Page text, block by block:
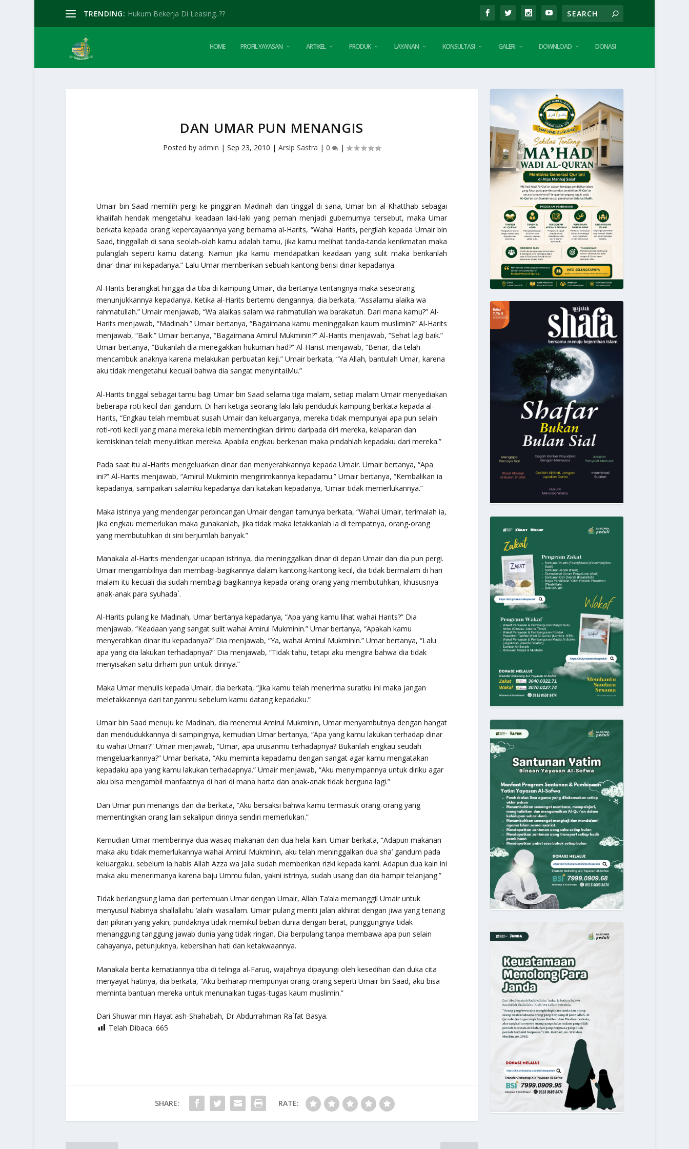
TRENDING: Hukum Bekerja Di Leasing..??
HOME PROFIL YAYASAN ARTIKEL PRODUK LAYANAN KONSULTASI GALERI DOWNLOAD DONASI
DAN UMAR PUN MENANGIS
Posted by admin | Sep 23, 2010 | Arsip Sastra | 0 |
Umair bin Saad memilih pergi ke pinggiran Madinah dan tinggal di sana, Umar bin al-Khatthab sebagai
khalifah hendak mengetahui keadaan laki-laki yang pernah menjadi gubernurnya tersebut, maka Umar
berkata kepada orang kepercayaannya yang bernama al-Harits, “Wahai Harits, pergilah kepada Umair bin
Saad, tinggallah di sana seolah-olah kamu adalah tamu, jika kamu melihat tanda-tanda kenikmatan maka
pulanglah seperti kamu datang. Namun jika kamu mendapatkan keadaan yang sulit maka berikanlah
dinar-dinar ini kepadanya.” Lalu Umar memberikan sebuah kantong berisi dinar kepadanya.
Al-Harits berangkat hingga dia tiba di kampung Umair, dia bertanya tentangnya maka seseorang
menunjukkannya kepadanya. Ketika al-Harits bertemu dengannya, dia berkata, “Assalamu alaika wa
rahmatullah.” Umair menjawab, “Wa alaikas salam wa rahmatullah wa barakatuh. Dari mana kamu?” Al-
Harits menjawab, “Madinah.” Umair bertanya, “Bagaimana kamu meninggalkan kaum muslimin?” Al-Harits
menjawab, “Baik.” Umair bertanya, “Bagaimana Amirul Mukminin?” Al-Harits menjawab, “Sehat lagi baik.”
Umair bertanya, “Bukanlah dia menegakkan hukuman had?” Al-Harist menjawab, “Benar, dia telah
mencambuk anaknya karena melakukan perbuatan keji.” Umair berkata, “Ya Allah, bantulah Umar, karena
aku tidak mengetahui kecuali bahwa dia sangat menyintaiMu.”
Al-Harits tinggal sebagai tamu bagi Umair bin Saad selama tiga malam, setiap malam Umair menyediakan
beberapa roti kecil dari gandum. Di hari ketiga seorang laki-laki penduduk kampung berkata kepada al-
Harits, “Engkau telah membuat susah Umair dan keluarganya, mereka tidak mempunyai apa pun selain
roti-roti kecil yang mana mereka lebih mementingkan dirimu daripada diri mereka, kelaparan dan
kemiskinan telah menyulitkan mereka. Apabila engkau berkenan maka pindahlah kepadaku dari mereka.”
Pada saat itu al-Harits mengeluarkan dinar dan menyerahkannya kepada Umair. Umair bertanya, “Apa
ini?” Al-Harits menjawab, “Amirul Mukminin mengirimkannya kepadamu.” Umair bertanya, “Kembalikan ia
kepadanya, sampaikan salamku kepadanya dan katakan kepadanya, ‘Umair tidak memerlukannya.”
Maka istrinya yang mendengar perbincangan Umair dengan tamunya berkata, “Wahai Umair, terimalah ia,
jika engkau memerlukan maka gunakanlah, jika tidak maka letakkanlah ia di tempatnya, orang-orang
yang membutuhkan di sini berjumlah banyak.”
Manakala al-Harits mendengar ucapan istrinya, dia meninggalkan dinar di depan Umair dan dia pun pergi.
Umair mengambilnya dan membagi-bagikannya dalam kantong-kantong kecil, dia tidak bermalam di hari
malam itu kecuali dia sudah membagi-bagikannya kepada orang-orang yang membutuhkan, khususnya
anak-anak para syuhada`.
Al-Harits pulang ke Madinah, Umar bertanya kepadanya, “Apa yang kamu lihat wahai Harits?” Dia
menjawab, “Keadaan yang sangat sulit wahai Amirul Mukminin.” Umar bertanya, “Apakah kamu
menyerahkan dinar itu kepadanya?” Dia menjawab, “Ya, wahai Amirul Mukminin.” Umar bertanya, “Lalu
apa yang dia lakukan terhadapnya?” Dia menjawab, “Tidak tahu, tetapi aku mengira bahwa dia tidak
menyisakan satu dirham pun untuk dirinya.”
Maka Umar menulis kepada Umair, dia berkata, “Jika kamu telah menerima suratku ini maka jangan
meletakkannya dari tanganmu sebelum kamu datang kepadaku.”
Umair bin Saad menuju ke Madinah, dia menemui Amirul Mukminin, Umar menyambutnya dengan hangat
dan mendudukkannya di sampingnya, kemudian Umar bertanya, “Apa yang kamu lakukan terhadap dinar
itu wahai Umair?” Umair menjawab, “Umar, apa urusanmu terhadapnya? Bukanlah engkau seudah
mengeluarkannya?” Umar berkata, “Aku meminta kepadamu dengan sangat agar kamu mengatakan
kepadaku apa yang kamu lakukan terhadapnya.” Umair menjawab, “Aku menyimpannya untuk diriku agar
aku bisa mengambil manfaatnya di hari di mana harta dan anak-anak tidak berguna lagi.”
Dan Umar pun menangis dan dia berkata, “Aku bersaksi bahwa kamu termasuk orang-orang yang
mementingkan orang lain sekalipun dirinya sendiri memerlukan.”
Kemudian Umar memberinya dua wasaq makanan dan dua helai kain. Umair berkata, “Adapun makanan
maka aku tidak memerlukannya wahai Amirul Mukminin, aku telah meninggalkan dua sha’ gandum pada
keluargaku, sebelum ia habis Allah Azza wa Jalla sudah memberikan rizki kepada kami. Adapun dua kain ini
maka aku menerimanya karena baju Ummu fulan, yakni istrinya, sudah usang dan dia hampir telanjang.”
Tidak berlangsung lama dari pertemuan Umar dengan Umair, Allah Ta’ala memanggil Umair untuk
menyusul Nabinya shallallahu ‘alaihi wasallam. Umair pulang meniti jalan akhirat dengan jiwa yang tenang
dan pikiran yang yakin, pundaknya tidak memikul beban dunia dengan berat, punggungnya tidak
menanggung tanggung jawab dunia yang tidak ringan. Dia berpulang tanpa membawa apa pun selain
cahayanya, petunjuknya, kebersihan hati dan ketakwaannya.
Manakala berita kematiannya tiba di telinga al-Faruq, wajahnya dipayungi oleh kesedihan dan duka cita
menyayat hatinya, dia berkata, “Aku berharap mempunyai orang-orang seperti Umair bin Saad, aku bisa
meminta bantuan mereka untuk menunaikan tugas-tugas kaum muslimin.”
Dari Shuwar min Hayat ash-Shahabah, Dr Abdurrahman Ra`fat Basya.
Telah Dibaca: 665
SHARE: RATE: